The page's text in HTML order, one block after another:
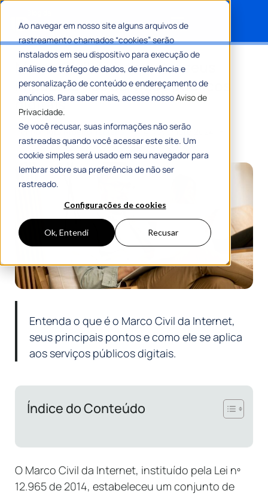
Ao navegar em nosso site alguns arquivos de
rastreamento chamados “cookies” serão
instalados em seu dispositivo para execução de
análise de tráfego de dados, de relevância e
personalização de conteúdo e endereçamento de
anúncios. Para saber mais, acesse nossoAviso de
Privacidade.
Se você recusar, suas informações não serão
rastreadas quando você acessar este site. Um
cookie simples será usado em seu navegador para
lembrar sobre sua preferência de não ser
rastreado.
Configurações de cookies
Ok, Entendi Recusar
Marco Civil da Internet e seus
impactos nos serviços públicos
digitais
Por Romulo Ribeiro Teixeira
14 Novembro 2024
7 Min De Leitura
Entenda o que é o Marco Civil da Internet,
seus principais pontos e como ele se aplica
aos serviços públicos digitais.
Índice do Conteúdo
O Marco Civil da Internet, instituído pela Lei nº
12.965 de 2014, estabeleceu um conjunto de